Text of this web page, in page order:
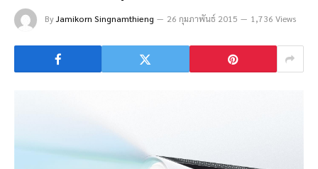
ByJamikorn Singnamthieng 26 กุมภาพันธ์ 2015 1,736 Views